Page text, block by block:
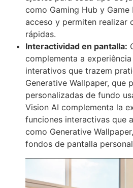
como Gaming Hub y Game
acceso y permiten realizar
rápidas.
Interactividad en pantalla:
complementa a
interativos que trazem
Generative Wallpaper, que
personalizadas de fundo
Vision AI complementa la
funciones interactivas que
como Generative
fondos de pantalla